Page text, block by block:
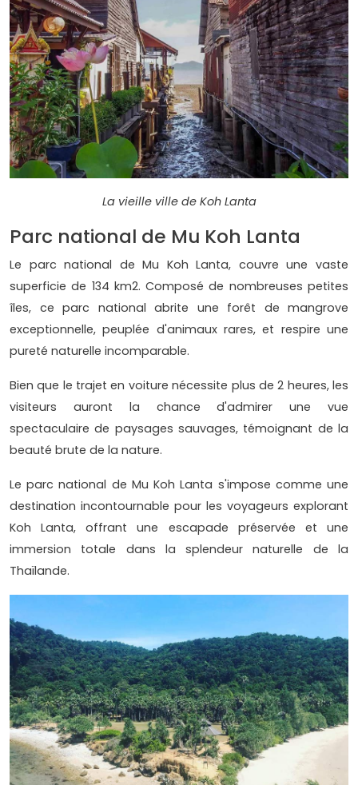
La vieille ville de Koh Lanta
Parc national de Mu Koh Lanta
Le parc national de Mu Koh Lanta, couvre une vaste
superficie de 134 km2. Composé de nombreuses petites
îles, ce parc national abrite une forêt de mangrove
exceptionnelle, peuplée d'animaux rares, et respire une
pureté naturelle incomparable.
Bien que le trajet en voiture nécessite plus de 2 heures, les
visiteurs auront la chance d'admirer une vue
spectaculaire de paysages sauvages, témoignant de la
beauté brute de la nature.
Le parc national de Mu Koh Lanta s'impose comme une
destination incontournable pour les voyageurs explorant
Koh Lanta, offrant une escapade préservée et une
immersion totale dans la splendeur naturelle de la
Thaïlande.